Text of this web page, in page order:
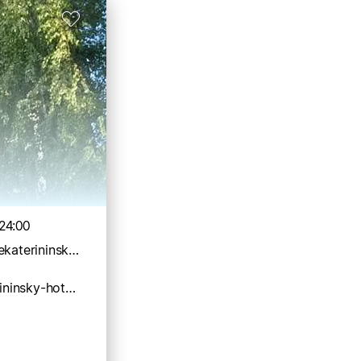
reservation@ekaterininsky-hotel.ru
https://ekaterininsky-hotel.ru